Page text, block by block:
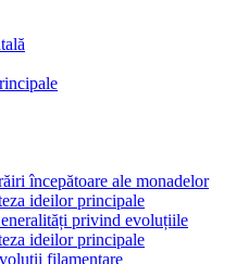
începătoare ale monadelor
ideilor principale
privind evoluțiile
ideilor principale
filamentare